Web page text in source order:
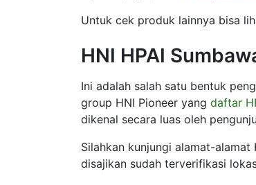
Untuk cek produk lainnya bisa
HNI HPAI
Ini adalah salah satu bentuk
group HNI Pioneer yang daftar
dikenal secara luas oleh
Silahkan kunjungi alamat-
disajikan sudah terverifikasi